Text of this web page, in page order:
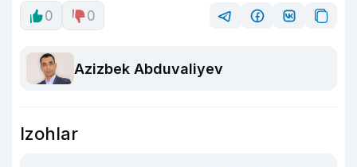
0 0
Azizbek Abduvaliyev
Izohlar